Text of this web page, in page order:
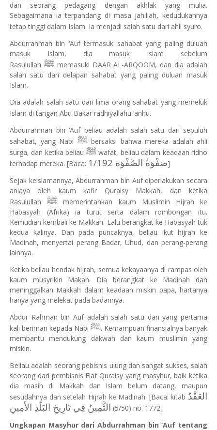
dan seorang pedagang dengan akhlak yang mulia.
Sebagaimana ia terpandang di masa jahiliah, kedudukannya
tetap tinggi dalam Islam. Ia menjadi salah satu dari ahli syuro.
Abdurrahman bin ‘Auf termasuk sahabat yang paling duluan
masuk Islam, dia masuk Islam sebelum
Rasulullah ﷺ memasuki DAAR AL-ARQOOM, dan dia adalah
salah satu dari delapan sahabat yang paling duluan masuk
Islam.
Dia adalah salah satu dari lima orang sahabat yang memeluk
Islam di tangan Abu Bakar radhiyallahu ‘anhu.
Abdurrahman bin ‘Auf beliau adalah salah satu dari sepuluh
sahabat, yang Nabi ﷺ bersaksi bahwa mereka adalah ahli
surga, dan ketika beliau ﷺ wafat, beliau dalam keadaan ridho
terhadap mereka. [Baca:
صَفْوَةُ الصَّفْوَة 1/192]
Sejak keislamannya, Abdurrahman bin Auf diperlakukan secara
aniaya oleh kaum kafir Quraisy Makkah, dan ketika
Rasulullahﷺ
memerintahkan kaum Muslimin Hijrah ke
Habasyah (Afrika) ia turut serta dalam rombongan itu.
Kemudian kembali ke Makkah. Lalu berangkat ke Habasyah tuk
kedua kalinya. Dan pada puncaknya, beliau ikut hijrah ke
Madinah, menyertai perang Badar, Uhud, dan perang-perang
lainnya.
Ketika beliau hendak hijrah, semua kekayaanya di rampas oleh
kaum musyrikin Makah. Dia berangkat ke Madinah dan
meninggalkan Makkah dalam keadaan miskin papa, hartanya
hanya yang melekat pada badannya.
Abdur Rahman bin Auf adalah salah satu dari yang pertama
kali beriman kepada Nabi ﷺ. Kemampuan finansialnya banyak
membantu mendukung dakwah dan kaum muslimin yang
miskin.
Beliau adalah seorang pebisnis ulung dan sangat sukses, salah
seorang dari pembisnis Elaf Quraisy yang masyhur, baik ketika
dia masih di Makkah dan Islam belum datang, maupun
sesudahnya dan setelah Hijrah ke Madinah. [Baca: kitab العَقْدُ
الثَّمِينُ فِي تَارِيخِ البَلَدِ الأَمِينِ (5/50) no. 1772]
Ungkapan Masyhur dari Abdurrahman bin ‘Auf tentang